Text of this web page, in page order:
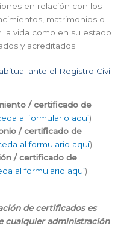
en relación con los
matrimonios o
vida como en su estado
y acreditados.
ante el Registro Civil
/ certificado de
al formulario aquí)
/ certificado de
al formulario aquí)
/ certificado de
al formulario aquí)
de certificados es
cualquier administración